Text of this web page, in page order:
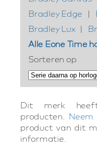
Bradley Edge
|
Bradley Lux |
Alle Eone Time
Sorteren op
Dit merk
producten.
product van dit
informatie.